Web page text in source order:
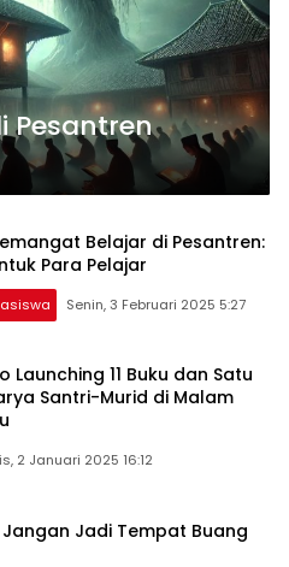
Pesantren
Belajar di Pesantren:
Para Pelajar
Senin, 3 Februari 2025 5:27
Launching 11 Buku dan Satu
Santri-Murid di Malam
2 Januari 2025 16:12
Jadi Tempat Buang